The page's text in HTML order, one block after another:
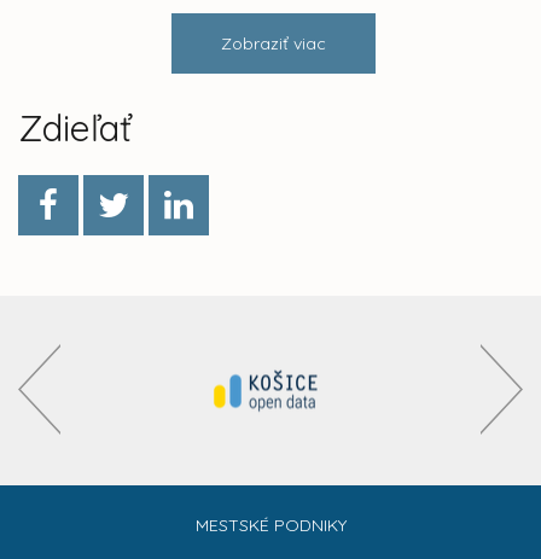
Zobraziť viac
Zdieľať
MESTSKÉ PODNIKY